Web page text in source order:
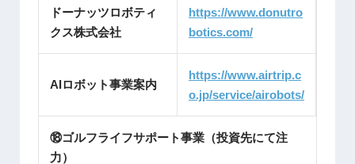
ドーナッツロボティ
クス株式会社
https://www.donutro
botics.com/
AIロボット事業案内
https://www.airtrip.c
o.jp/service/airobots/
⑱ゴルフライフサポート事業（投資先にて注
力）